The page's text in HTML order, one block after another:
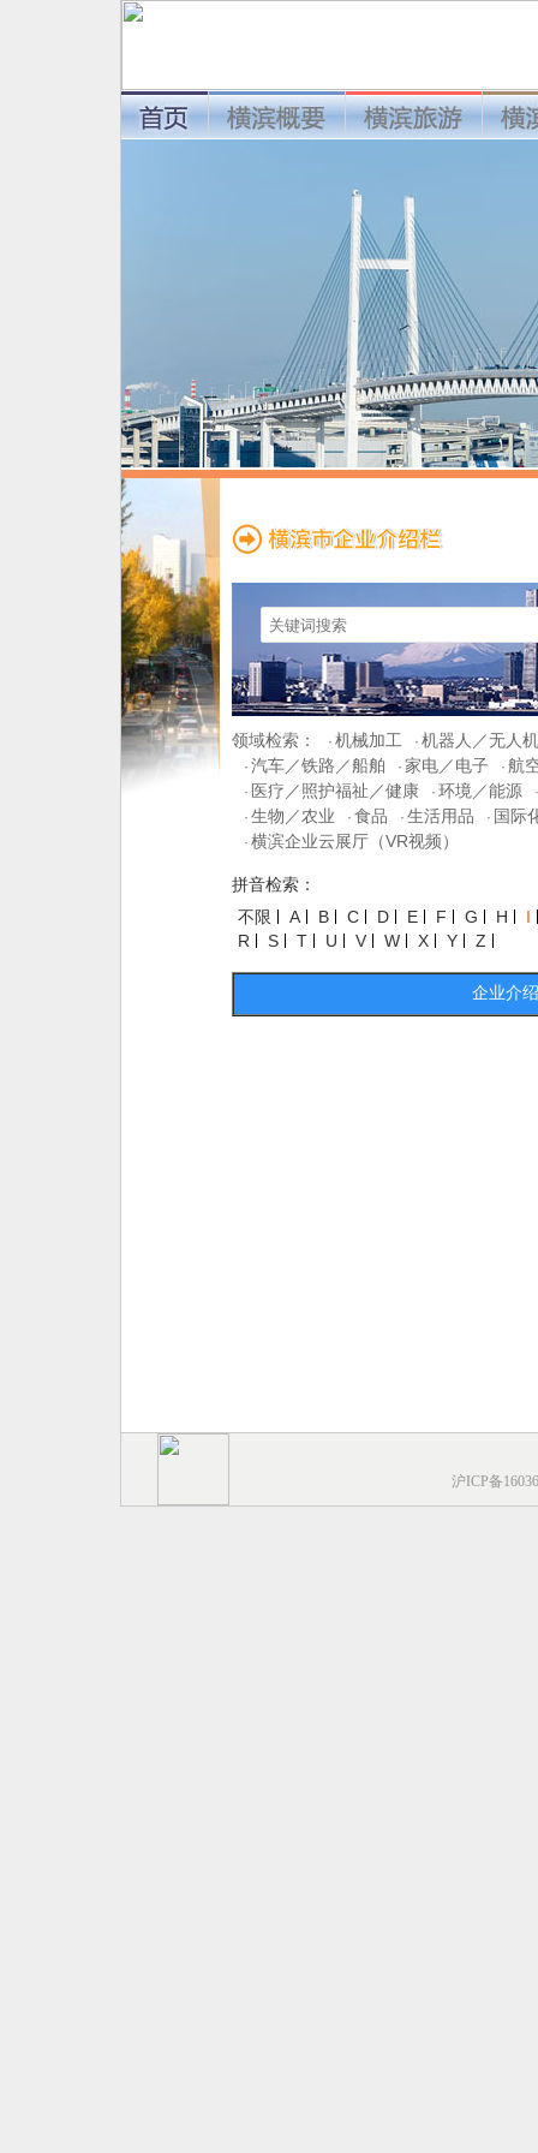
领域检索： · 机械加工 · 机器人／无人机
· 汽车／铁路／船舶 · 家电／电子 · 航
· 医疗／照护福祉／健康 · 环境／能源
·
· 生物／农业 · 食品 · 生活用品 · 国际
· 横滨企业云展厅（VR视频）
拼音检索：
不限
A B C D E F G H
I
R
S T U V W X Y Z
企业介绍
沪ICP备